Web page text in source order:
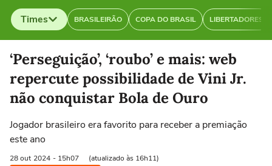
Times BRASILEIRÃO COPA DO BRASIL LIBERTADORES
Selecione o time para ver as notícias
‘Perseguição’, ‘roubo’ e mais: web
repercute possibilidade de Vini Jr.
não conquistar Bola de Ouro
Jogador brasileiro era favorito para receber a premiação
este ano
28 out 2024 - 15h07 (atualizado às 16h11)